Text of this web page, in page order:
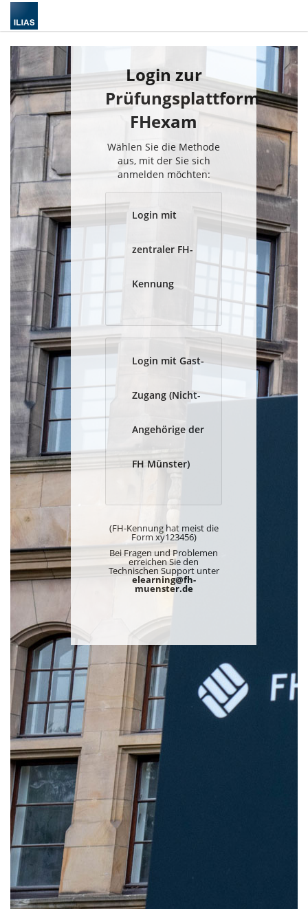
Login zur
Prüfungsplattform
FHexam
Wählen Sie die Methode
aus, mit der Sie sich
anmelden möchten:
Login mit
zentraler FH-
Kennung
Login mit Gast-
Zugang (Nicht-
Angehörige der
FH Münster)
(FH-Kennung hat meist die
Form xy123456)
Bei Fragen und Problemen
erreichen Sie den
Technischen Support unter
elearning@fh-
muenster.de